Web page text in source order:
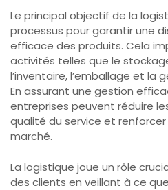
Le principal objectif de la
processus pour garantir une
efficace des produits. Cela
activités telles que le
l’inventaire, l’emballage et la
En assurant une gestion
entreprises peuvent réduire
qualité du service et
marché.
La logistique joue un rôle
des clients en veillant à ce